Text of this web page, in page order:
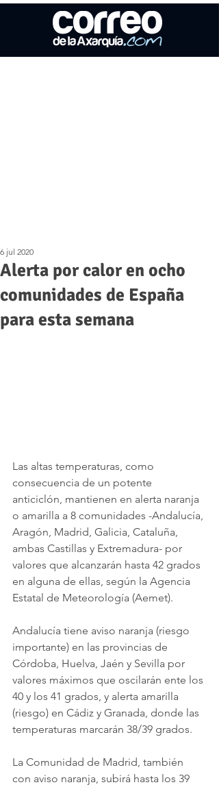
Alerta por calor en ocho
comunidades de España
para esta semana
6 jul 2020
Las altas temperaturas, como
consecuencia de un potente
anticiclón, mantienen en alerta naranja
o amarilla a 8 comunidades -Andalucía,
Aragón, Madrid, Galicia, Cataluña,
ambas Castillas y Extremadura- por
valores que alcanzarán hasta 42 grados
en alguna de ellas, según la Agencia
Estatal de Meteorología (Aemet).
Andalucía tiene aviso naranja (riesgo
importante) en las provincias de
Córdoba, Huelva, Jaén y Sevilla por
valores máximos que oscilarán ente los
40 y los 41 grados, y alerta amarilla
(riesgo) en Cádiz y Granada, donde las
temperaturas marcarán 38/39 grados.
La Comunidad de Madrid, también
con aviso naranja, subirá hasta los 39